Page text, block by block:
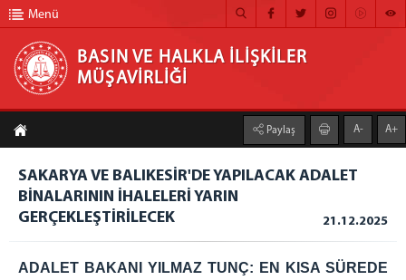
BASIN VE HALKLA İLİŞKİLER MÜŞAVİRLİĞİ
ANA SAYFA
MÜŞAVİRLİĞİMİZ
HABER ARŞİVİ
Menü
BASIN VE HALKLA İLİŞKİLER
MÜŞAVİRLİĞİ
Paylaş A- A+
SAKARYA VE BALIKESİR'DE YAPILACAK ADALET
BİNALARININ İHALELERİ YARIN
GERÇEKLEŞTİRİLECEK
21.12.2025
ADALET BAKANI YILMAZ TUNÇ: EN KISA SÜREDE